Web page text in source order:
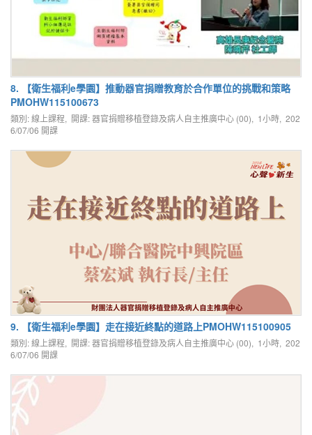
8. 【衛生福利e學園】推動器官捐贈教育於合作單位的挑戰和策略
PMOHW115100673
類別: 線上課程, 開課: 器官捐贈移植登錄及病人自主推廣中心 (00), 1小時, 202
6/07/06 開課
9. 【衛生福利e學園】走在接近終點的道路上PMOHW115100905
類別: 線上課程, 開課: 器官捐贈移植登錄及病人自主推廣中心 (00), 1小時, 202
6/07/06 開課